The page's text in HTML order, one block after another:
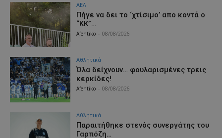
ΑΕΛ
Πήγε να δει το ‘χτίσιμο’ απο κοντά ο
“ΚΚ”…
Afentiko 08/08/2026
Αθλητικά
Όλα δείχνουν… φουλαρισμένες τρεις
κερκίδες!
Afentiko 08/08/2026
Αθλητικά
Παραιτήθηκε στενός συνεργάτης του
Γαρπόζη…